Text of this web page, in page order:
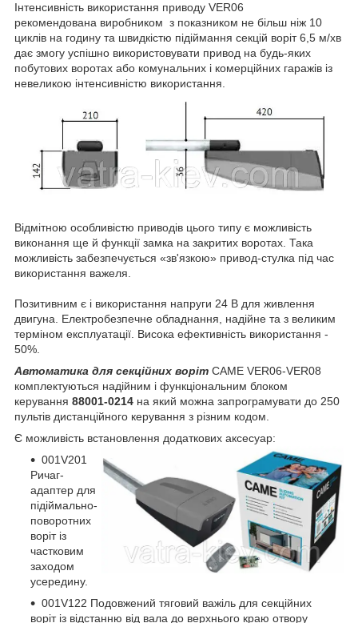
Інтенсивність використання приводу VER06
рекомендована виробником з показником не більш ніж 10
циклів на годину та швидкістю підіймання секцій воріт 6,5 м/хв
дає змогу успішно використовувати привод на будь-яких
побутових воротах або комунальних і комерційних гаражів із
невеликою інтенсивністю використання.
Відмітною особливістю приводів цього типу є можливість
виконання ще й функції замка на закритих воротах. Така
можливість забезпечується «зв'язкою» привод-стулка під час
використання важеля.
Позитивним є і використання напруги 24 В для живлення
двигуна. Електробезпечне обладнання, надійне та з великим
терміном експлуатації. Висока ефективність використання -
50%.
Автоматика для секційних воріт CAME VER06-VER08
комплектуються надійним і функціональним блоком
керування 88001-0214 на який можна запрограмувати до 250
пультів дистанційного керування з різним кодом.
Є можливість встановлення додаткових аксесуар:
001V201
Ричаг-
адаптер для
підіймально-
поворотних
воріт із
частковим
заходом
усередину.
001V122 Подовжений тяговий важіль для секційних
воріт із відстанню від вала до верхнього краю отвору